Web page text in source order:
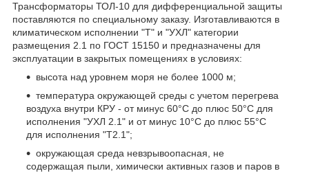
Трансформаторы ТОЛ-10 для дифференциальной защиты
поставляются по специальному заказу. Изготавливаются в
климатическом исполнении "Т" и "УХЛ" категории
размещения 2.1 по ГОСТ 15150 и предназначены для
эксплуатации в закрытых помещениях в условиях:
высота над уровнем моря не более 1000 м;
температура окружающей среды с учетом перегрева
воздуха внутри КРУ - от минус 60°C до плюс 50°C для
исполнения "УХЛ 2.1" и от минус 10°C до плюс 55°C
для исполнения "Т2.1";
окружающая среда невзрывоопасная, не
содержащая пыли, химически активных газов и паров в